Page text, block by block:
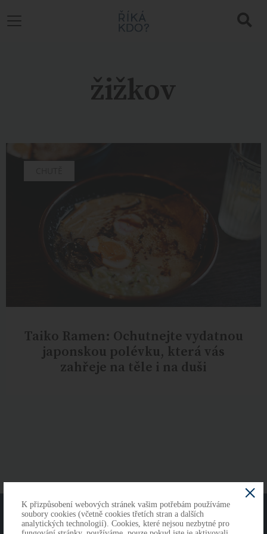
žižkov
Taiko Ramen: Ochutnejte vydatnou
japonskou polévku, která vás
zahřeje na těle i na duši
O NÁS KONTAKTY
K přizpůsobení webových stránek vašim potřebám používáme
soubory cookies (včetně cookies třetích stran a dalších
analytických technologií). Cookies, které nejsou nezbytné pro